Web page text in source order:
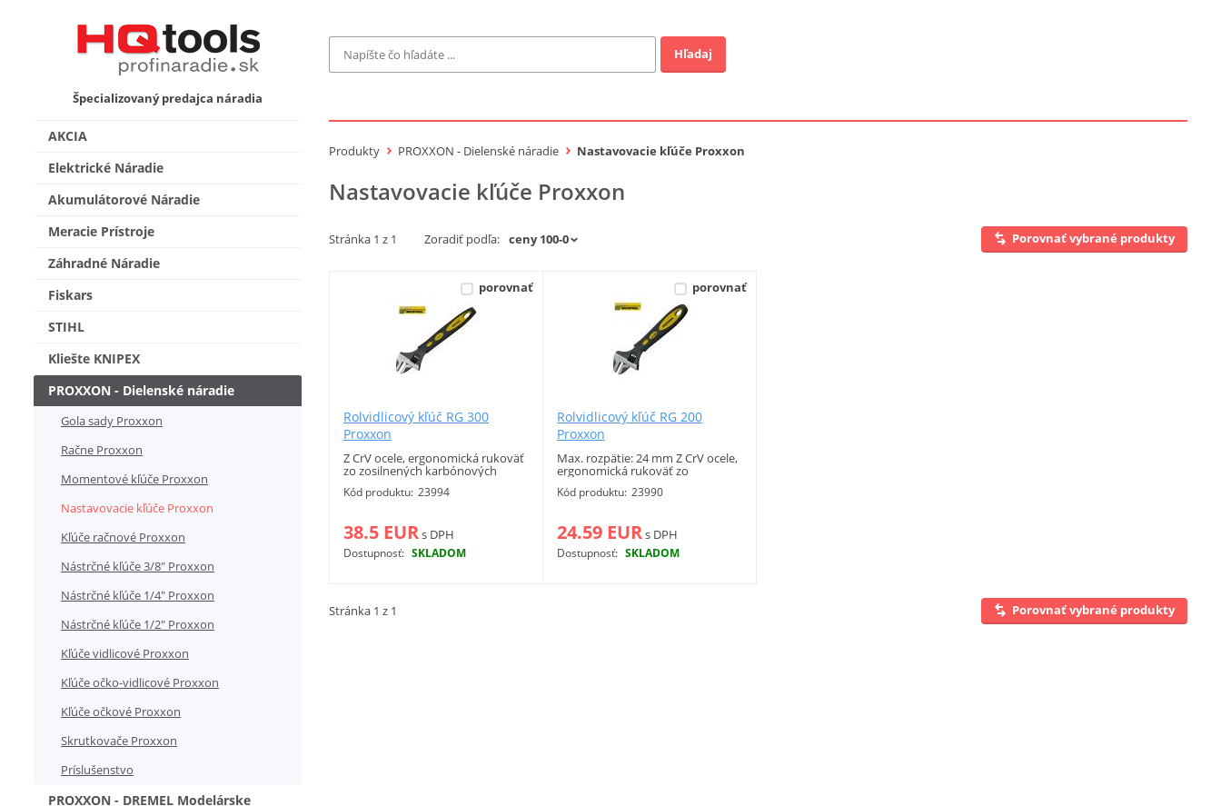
Špecializovaný predajca náradia
Bosch Profi
Gardena
Proxxon Industrial
Stihl
novinka v ponuke
Hľadaj
AKCIA
Elektrické Náradie
Akumulátorové Náradie
Meracie Prístroje
Záhradné Náradie
Fiskars
STIHL
Kliešte KNIPEX
PROXXON - Dielenské náradie
Gola sady Proxxon
Račne Proxxon
Momentové kľúče Proxxon
Nastavovacie kľúče Proxxon
Kľúče račnové Proxxon
Nástrčné kľúče 3/8" Proxxon
Nástrčné kľúče 1/4" Proxxon
Nástrčné kľúče 1/2" Proxxon
Kľúče vidlicové Proxxon
Kľúče očko-vidlicové Proxxon
Kľúče očkové Proxxon
Skrutkovače Proxxon
Príslušenstvo
PROXXON - DREMEL Modelárske
Produkty PROXXON - Dielenské náradie Nastavovacie kľúče Proxxon
Nastavovacie kľúče Proxxon
Stránka 1 z 1 Zoradiť podľa: Porovnať vybrané produkty
porovnať
Rolvidlicový kľúč RG 300
Proxxon
Z CrV ocele, ergonomická rukoväť
zo zosilnených karbónových
rozpätia.
Kód produktu: 23994
38.5 EURs DPH
Dostupnosť: SKLADOM
Viac info
porovnať
Rolvidlicový kľúč RG 200
Proxxon
Max. rozpätie: 24 mm Z CrV ocele,
ergonomická rukoväť zo
Čitateľná stupnica rozpätia.
Kód produktu: 23990
24.59 EURs DPH
Dostupnosť: SKLADOM
Viac info
Stránka 1 z 1 Porovnať vybrané produkty